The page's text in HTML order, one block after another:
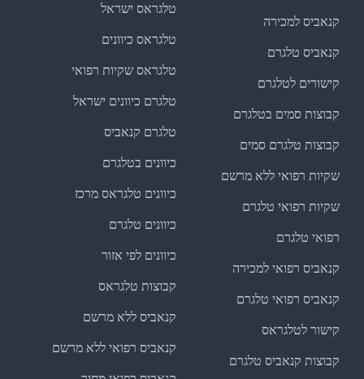
טלגראס ישראל
טלגראס כיוונים
טלגראס שקיות רפואי
טלגרם כיוונים ישראל
טלגרם קנאביס
כיוונים בטלגרם
כיוונים טלגראס מרכז
כיוונים טלגרם
כיוונים לפי אזור
קבוצות טלגראס
קנאביס ללא מרשם
קנאביס רפואי ללא מרשם
קנאביס למכירה
קנאביס טלגרם
קישורים לטלגרם
קבוצות סמים בטלגרם
קבוצות טלגרם סמים
שקיות רפואי ללא מרשם
שקיות רפואי טלגרם
רפואי טלגרם
קנאביס רפואי למכירה
קנאביס רפואי טלגרם
קישור לטלגראס
קבוצות קנאביס טלגרם